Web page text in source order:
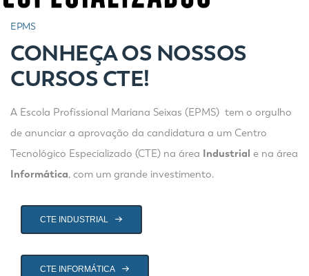
EPMS
CONHEÇA OS NOSSOS
CURSOS CTE!
A Escola Profissional Mariana Seixas (EPMS) tem o orgulho
de anunciar a aprovação da candidatura a um Centro
Tecnológico Especializado (CTE) na área Industrial e na área
Informática, com um grande investimento.
CTE INDUSTRIAL
CTE INFORMÁTICA